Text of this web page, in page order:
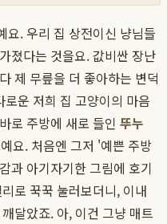
요. 우리 집 상전이신 냥님들
졌다는 것을요. 값비싼 장난
제 무릎을 더 좋아하는 변덕
운 저희 집 고양이의 마음
로 주방에 새로 들인 뚜누
요. 처음엔 그저 '예쁜 주방
과 아기자기한 그림에 호기
로 꾹꾹 눌러보더니, 이내
달았죠. 아, 이건 그냥 매트